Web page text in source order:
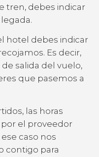
tren, debes indicar
hotel debes indicar
Es decir,
salida del vuelo,
que pasemos a
las horas
el proveedor
caso nos
contigo para